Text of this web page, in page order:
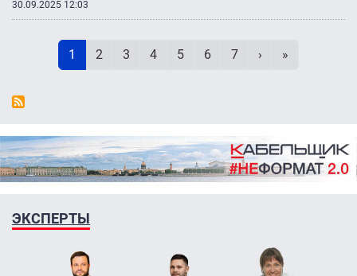
30.09.2025 12:03
Текущая страница
1 Page
2 Page
3 Page
4 Page
5 Page
6 Page
7 Следующая
› Последняя
»
ЭКСПЕРТЫ